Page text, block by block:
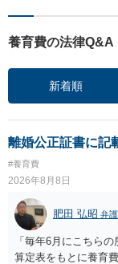
養育費の法律Q&A
新着順
離婚公正証書に記
#養育費
2026年8月8日
肥田 弘昭 弁
「毎年6月にこちら
算定表をもとに養育